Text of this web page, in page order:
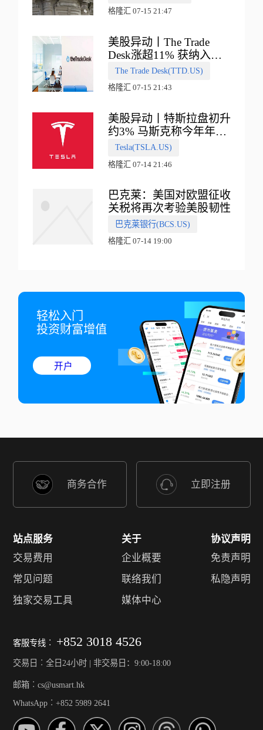
格隆汇 07-15 21:47
美股异动丨The Trade
Desk涨超11% 获纳入标
普500指数
The Trade Desk(TTD.US)
格隆汇 07-15 21:43
美股异动丨特斯拉盘初升
约3% 马斯克称今年年底
会有‘史诗级震撼’的演示
Tesla(TSLA.US)
格隆汇 07-14 21:46
巴克莱：美国对欧盟征收
关税将再次考验美股韧性
巴克莱银行(BCS.US)
格隆汇 07-14 19:00
轻松入门
投资财富增值
开户
商务合作 立即注册
站点服务
交易费用
常见问题
独家交易工具
关于
企业概要
联络我们
媒体中心
协议声明
免责声明
私隐声明
客服专线︰ +852 3018 4526
交易日︰全日24小时 | 非交易日：9:00-18:00
邮箱︰cs@usmart.hk
WhatsApp︰+852 5989 2641